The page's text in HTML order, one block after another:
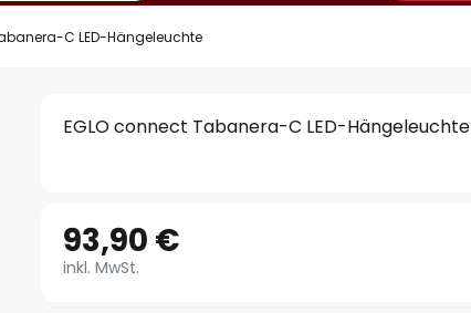
C LED-Hängeleuchte
EGLO connect Tabanera-C LED-Hängeleuchte
93,90 €
inkl. MwSt.